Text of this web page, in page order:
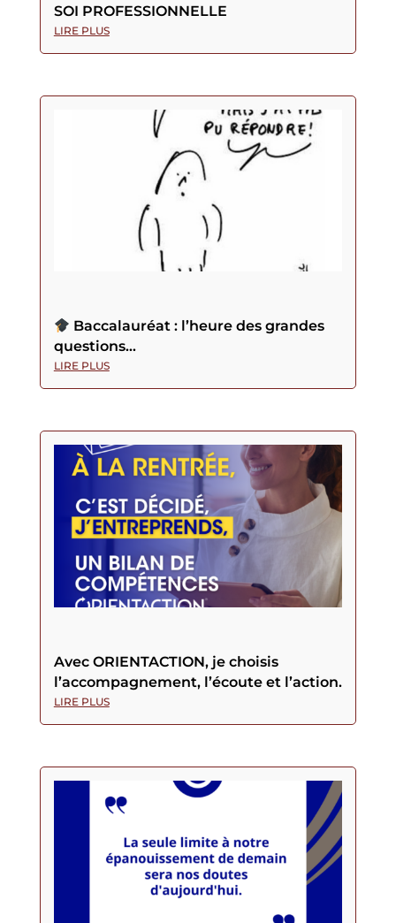
SOI PROFESSIONNELLE
LIRE PLUS
Baccalauréat : l’heure des grandes
questions…
LIRE PLUS
Avec ORIENTACTION, je choisis
l’accompagnement, l’écoute et l’action.
LIRE PLUS